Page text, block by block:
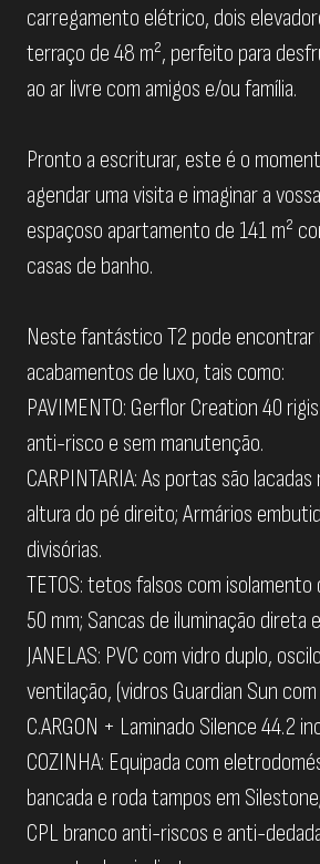
carregamento elétrico, dois
terraço de 48 m², perfeito para
ao ar livre com amigos e/ou família.
Pronto a escriturar, este é o
agendar uma visita e imaginar a
espaçoso apartamento de 141 m²
casas de banho.
Neste fantástico T2 pode encontrar
acabamentos de luxo, tais como:
PAVIMENTO: Gerflor Creation 40
anti-risco e sem manutenção.
CARPINTARIA: As portas são
altura do pé direito; Armários
divisórias.
TETOS: tetos falsos com isolamento
50 mm; Sancas de iluminação direta
JANELAS: PVC com vidro duplo,
ventilação, (vidros Guardian Sun
C.ARGON + Laminado Silence 44.2
COZINHA: Equipada com
bancada e roda tampos em
CPL branco anti-riscos e anti-